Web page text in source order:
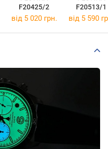
F20425/2
F20513/1
від 5 020 грн. від 5 590